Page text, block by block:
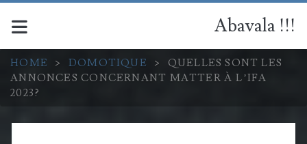
Abavala !!!
HOME > DOMOTIQUE >
QUELLES SONT LES
ANNONCES CONCERNANT MATTER À L’IFA
2023?